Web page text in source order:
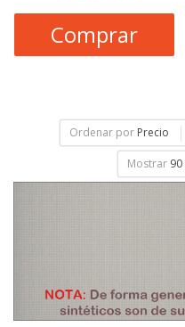
Comprar
Ordenar por Precio
Mostrar 90